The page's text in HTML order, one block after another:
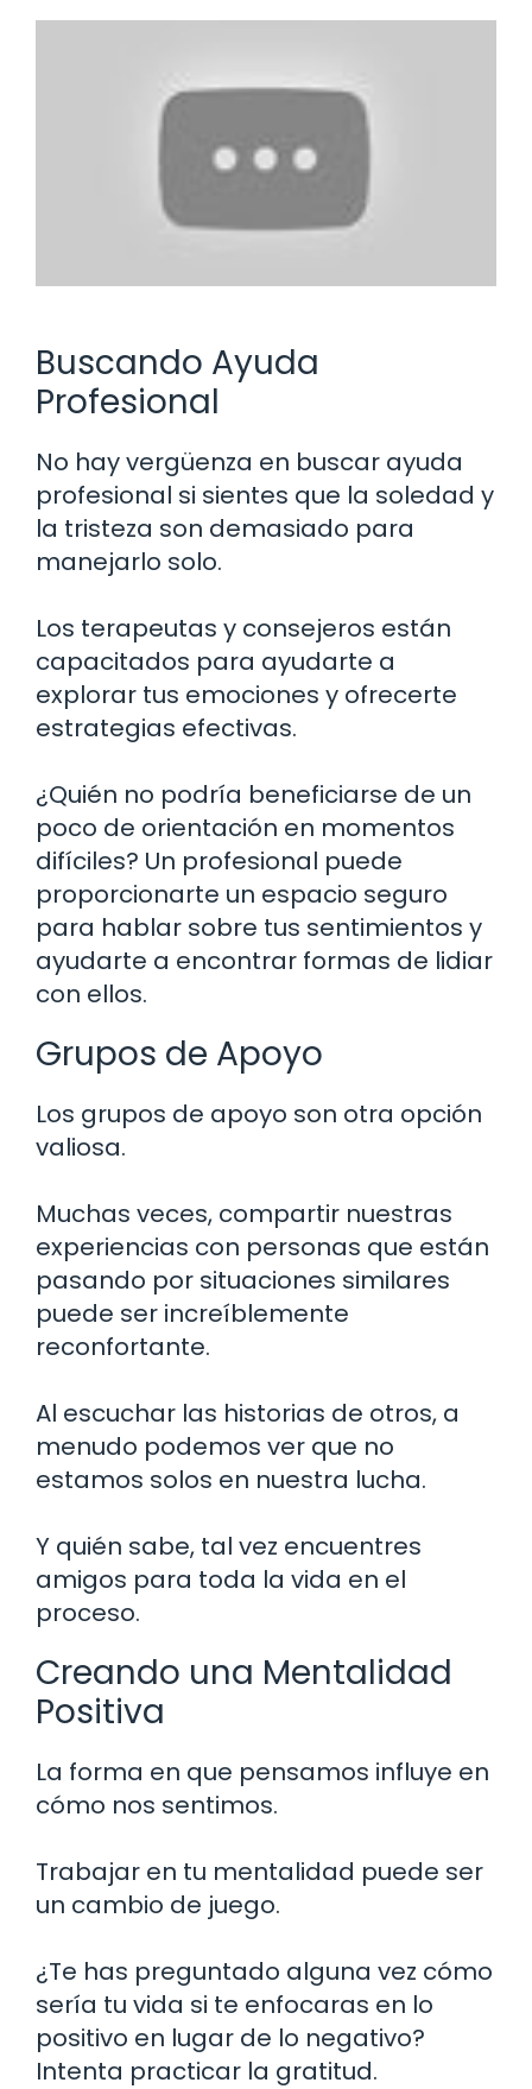
Buscando Ayuda
Profesional
No hay vergüenza en buscar ayuda
profesional si sientes que la soledad y
la tristeza son demasiado para
manejarlo solo.
Los terapeutas y consejeros están
capacitados para ayudarte a
explorar tus emociones y ofrecerte
estrategias efectivas.
¿Quién no podría beneficiarse de un
poco de orientación en momentos
difíciles? Un profesional puede
proporcionarte un espacio seguro
para hablar sobre tus sentimientos y
ayudarte a encontrar formas de lidiar
con ellos.
Grupos de Apoyo
Los grupos de apoyo son otra opción
valiosa.
Muchas veces, compartir nuestras
experiencias con personas que están
pasando por situaciones similares
puede ser increíblemente
reconfortante.
Al escuchar las historias de otros, a
menudo podemos ver que no
estamos solos en nuestra lucha.
Y quién sabe, tal vez encuentres
amigos para toda la vida en el
proceso.
Creando una Mentalidad
Positiva
La forma en que pensamos influye en
cómo nos sentimos.
Trabajar en tu mentalidad puede ser
un cambio de juego.
¿Te has preguntado alguna vez cómo
sería tu vida si te enfocaras en lo
positivo en lugar de lo negativo?
Intenta practicar la gratitud.